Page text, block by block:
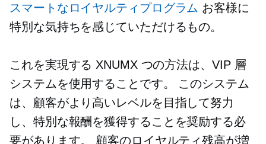
スマートなロイヤルティプログラム お客様に
特別な気持ちを感じていただけるもの。
これを実現する XNUMX つの方法は、VIP 層
システムを使用することです。 このシステム
は、顧客がより高いレベルを目指して努力
し、特別な報酬を獲得することを奨励する必
要があります。 顧客のロイヤルティ残高が増